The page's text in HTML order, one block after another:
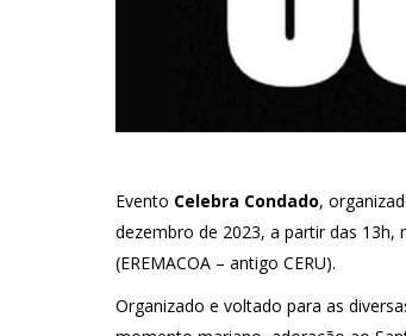
Evento Celebra Condado,
dezembro de 2023, a partir das 13h,
(EREMACOA – antigo CERU).
Organizado e voltado para as